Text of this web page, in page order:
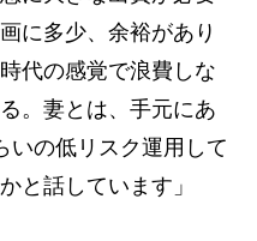
に多少、余裕があり
代の感覚で浪費しな
。妻とは、手元にあ
いの低リスク運用して
と話しています」